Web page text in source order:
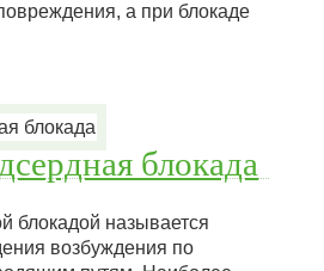
а при блокаде
блокада
блокадой называется
возбуждения по